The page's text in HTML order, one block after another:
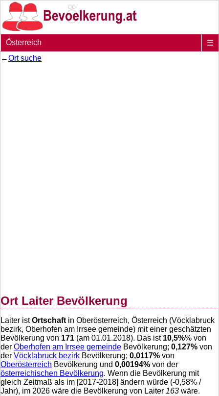
Österreich
☰
←Ort suche
Ort Laiter Bevölkerung
Laiter istOrtschaft in Oberösterreich, Österreich (Vöcklabruck
bezirk, Oberhofen am Irrsee gemeinde) mit einer geschätzten
Bevölkerung von 171 (am 01.01.2018). Das ist 10,5%% von
der Oberhofen am Irrsee gemeinde Bevölkerung; 0,127% von
der Vöcklabruck bezirk Bevölkerung; 0,0117% von
Oberösterreich Bevölkerung und 0,00194% von der
österreichischen Bevölkerung. Wenn die Bevölkerung mit
gleich Zeitmaß als im [2017-2018] ändern würde (-0,58% /
Jahr), im 2026 wäre die Bevölkerung von Laiter 163 wäre.